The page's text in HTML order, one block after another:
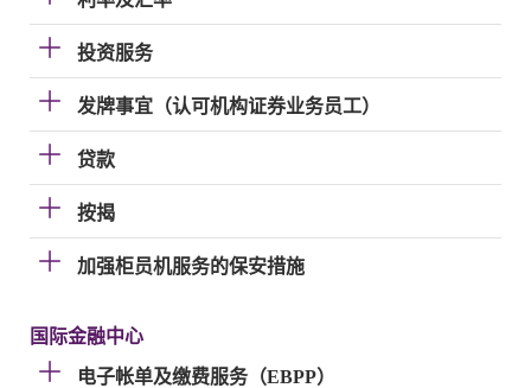
投资服务
发牌事宜（认可机构证券业务员工）
贷款
按揭
加强柜员机服务的保安措施
国际金融中心
电子帐单及缴费服务（EBPP）